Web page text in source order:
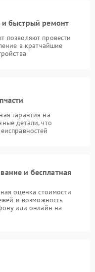
и быстрый ремонт
позволяют провести
в кратчайшие
гарантия на
детали, что
и бесплатная
оценка стоимости
и возможность
или онлайн на